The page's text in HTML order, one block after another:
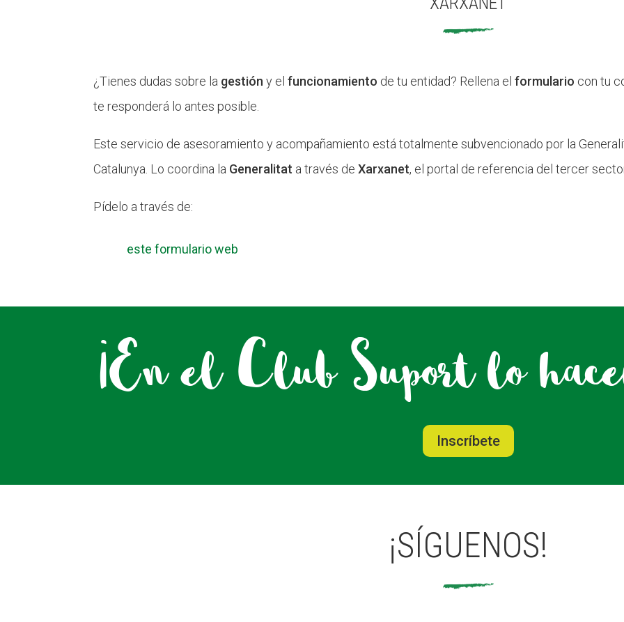
¿Tienes dudas sobre la gestión y elfuncionamiento de tu entidad? Rellena elformulario con tu
te responderá lo antes posible.
Este servicio de asesoramiento y acompañamiento está totalmente subvencionado por la
Catalunya. Lo coordina la Generalitat a través deXarxanet, el portal de referencia del tercer
Pídelo a través de:
este formulario web
¡En el Club Suport lo
Inscríbete
¡SÍGUENOS!